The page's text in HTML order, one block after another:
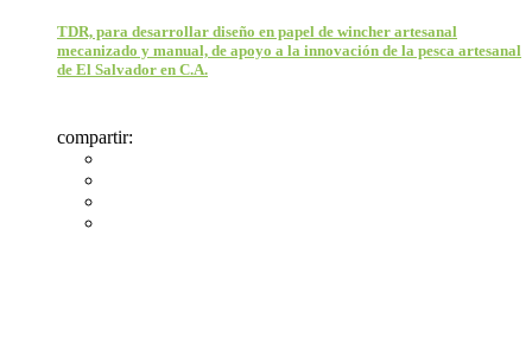
TDR, para desarrollar diseño en papel de wincher artesanal
mecanizado y manual, de apoyo a la innovación de la pesca artesanal
de El Salvador en C.A.
compartir: